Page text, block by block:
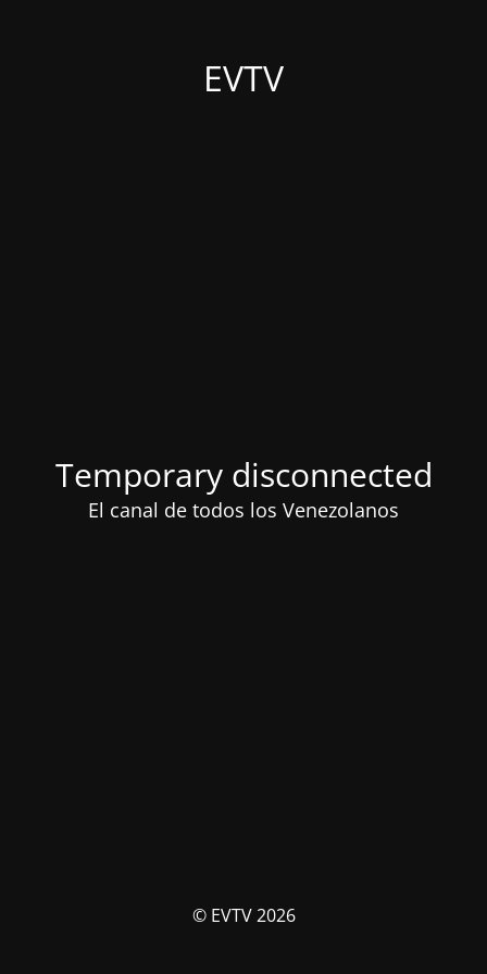
EVTV
Temporary disconnected
El canal de todos los Venezolanos
© EVTV 2026